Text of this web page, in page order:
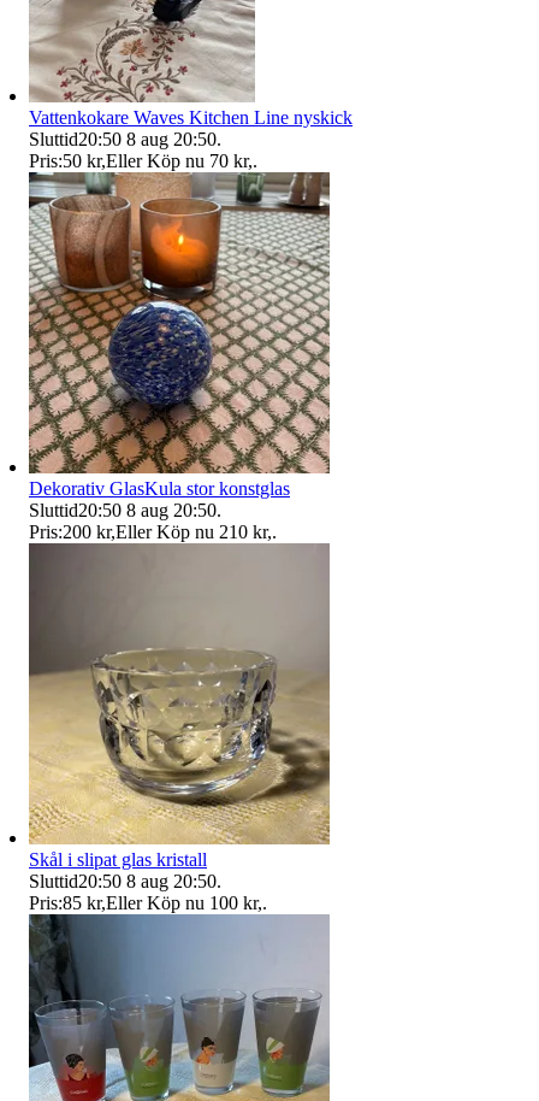
Vattenkokare Waves Kitchen Line nyskick
Sluttid20:50 8 aug 20:50.
Pris:50 kr,Eller Köp nu 70 kr,.
Dekorativ GlasKula stor konstglas
Sluttid20:50 8 aug 20:50.
Pris:200 kr,Eller Köp nu 210 kr,.
Skål i slipat glas kristall
Sluttid20:50 8 aug 20:50.
Pris:85 kr,Eller Köp nu 100 kr,.